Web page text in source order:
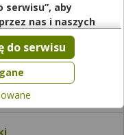
serwisu”, aby
nas i naszych
celach.
a wyrażoną
możesz też wycofać
tylko w niektórych
lub chcesz
to możesz tego
do serwisu